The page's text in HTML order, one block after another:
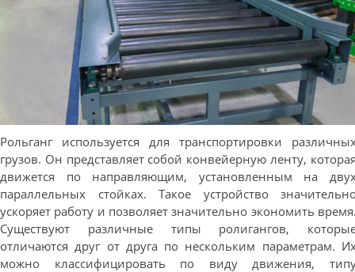
Рольганг используется для транспортировки
грузов. Он представляет собой конвейерную ленту,
движется по направляющим, установленным на
параллельных стойках. Такое устройство
ускоряет работу и позволяет значительно экономить
Существуют различные типы ролигангов,
отличаются друг от друга по нескольким параметрам.
можно классифицировать по виду движения,